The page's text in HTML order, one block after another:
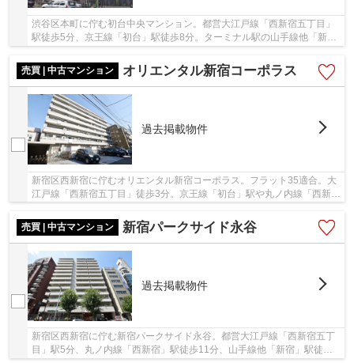
渋谷区本町に佇む初台中央マンション。都営大江戸線「西新宿五丁目」
駅徒歩5分、京王線「初台」駅徒歩8分。ターミナル駅の山手線他「新
宿」駅へのアクセスが良く、利便性の高い立地で...
売買 | 中古マンション
オリエンタル新宿コーポラス
過去掲載物件
新宿区西新宿に佇むオリエンタル新宿コーポラス。フラット35適合。大
江戸線「西新宿五丁目」徒歩3分。京王線「初台」駅や丸ノ内線「西新
売買 | 中古マンション
新宿パークサイド永谷
過去掲載物件
新宿区西新宿に佇む新宿パークサイド永谷。都営大江戸線「西新宿五丁
目」駅5分、丸ノ内線「西新宿」駅徒歩11分、山手線他「新宿」駅徒歩